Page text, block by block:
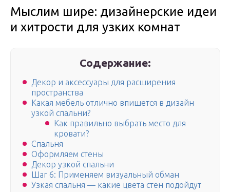
Мыслим шире: дизайнерские идеи
и хитрости для узких комнат
Содержание:
Декор и аксессуары для расширения
пространства
Какая мебель отлично впишется в дизайн
узкой спальни?
Как правильно выбрать место для
кровати?
Спальня
Оформляем стены
Декор узкой спальни
Шаг 6: Применяем визуальный обман
Узкая спальня — какие цвета стен подойдут